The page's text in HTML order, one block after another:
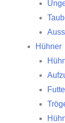
Hühner